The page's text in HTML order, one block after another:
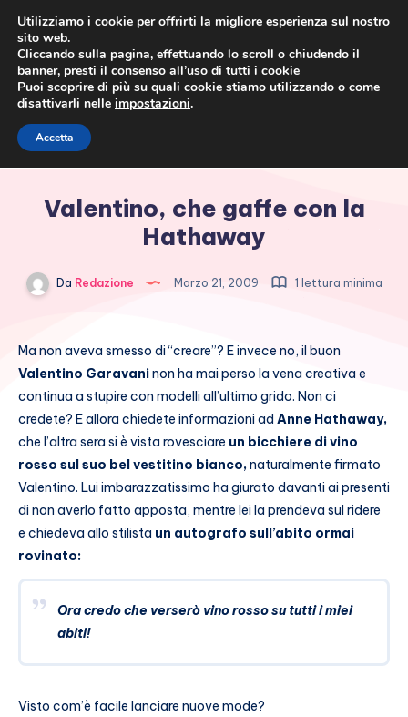
Valentino, che gaffe con la
Hathaway
Da Redazione Marzo 21, 2009 1 lettura minima
Ma non aveva smesso di “creare”? E invece no, il buon
Valentino Garavaninon ha mai perso la vena creativa e
continua a stupire con modelli all’ultimo grido. Non ci
credete? E allora chiedete informazioni ad Anne Hathaway,
che l’altra sera si è vista rovesciare un bicchiere di vino
rosso sul suo bel vestitino bianco,naturalmente firmato
Valentino. Lui imbarazzatissimo ha giurato davanti ai presenti
di non averlo fatto apposta, mentre lei la prendeva sul ridere
e chiedeva allo stilista un autografo sull’abito ormai
rovinato:
Ora credo che verserò vino rosso su tutti i miei
abiti!
Visto com’è facile lanciare nuove mode?
Utilizziamo i cookie per offrirti la migliore esperienza sul nostro
sito web.
Cliccando sulla pagina, effettuando lo scroll o chiudendo il
banner, presti il consenso all’uso di tutti i cookie
Puoi scoprire di più su quali cookie stiamo utilizzando o come
disattivarli nelle impostazioni.
Accetta